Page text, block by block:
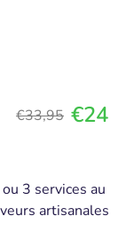
€33,95 €24
3 services au
artisanales